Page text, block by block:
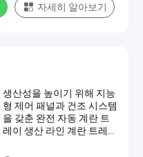
자세히 알아보기
생산성을 높이기 위해 지능
형 제어 패널과 건조 시스템
을 갖춘 완전 자동 계란 트
레이 생산 라인 계란 트레이